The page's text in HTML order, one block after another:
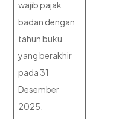
wajib pajak
badan dengan
tahun buku
yang berakhir
pada 31
Desember
2025.